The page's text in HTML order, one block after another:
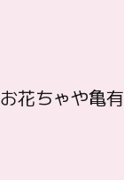
花ちゃや亀有